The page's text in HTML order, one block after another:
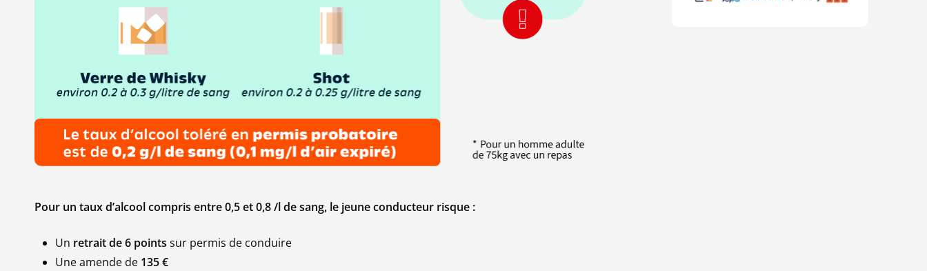
Pour un taux d’alcool compris entre 0,5 et 0,8 /l de sang, le jeune conducteur risque :
Un retrait de 6 points sur permis de conduire
Une amende de 135 €